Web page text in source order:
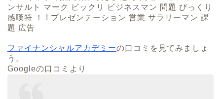
ファイナンシャルアカデミーの口コミを見てみましょ
う。
Googleの口コミより